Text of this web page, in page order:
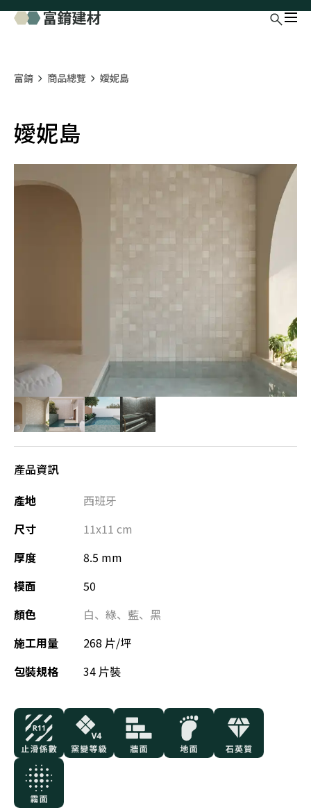
富錥 商品總覽 嬡妮島
嬡妮島
產品資訊
產地
西班牙
尺寸
11x11 cm
厚度
8.5 mm
模面
50
顏色
白、 綠、 藍、 黑
施工用量
268 片/坪
包裝規格
34 片裝